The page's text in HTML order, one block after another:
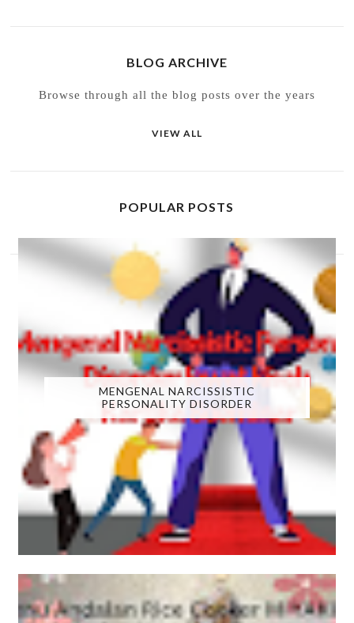
BLOG ARCHIVE
Browse through all the blog posts over the years
VIEW ALL
POPULAR POSTS
MENGENAL NARCISSISTIC
PERSONALITY DISORDER